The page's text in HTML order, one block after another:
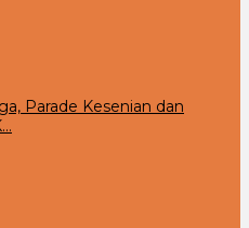
Parade Kesenian dan